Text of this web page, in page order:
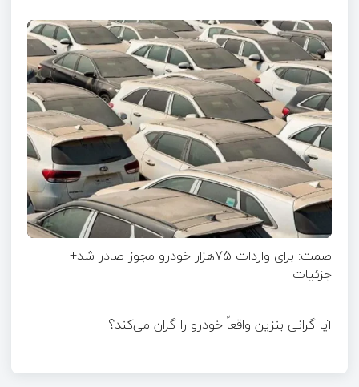
صمت: برای واردات 75هزار خودرو مجوز صادر شد+
جزئیات
آیا گرانی بنزین واقعاً خودرو را گران می‌کند؟